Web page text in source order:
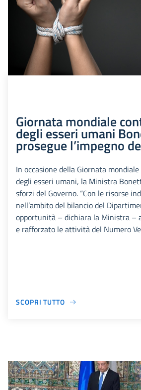
Giornata mondiale
degli esseri umani
prosegue l’impegno
In occasione della Giornata
degli esseri umani, la Ministra
sforzi del Governo. “Con le risorse
nell’ambito del bilancio del
opportunità – dichiara la Ministra –
e rafforzato le attività del Numero
SCOPRI TUTTO